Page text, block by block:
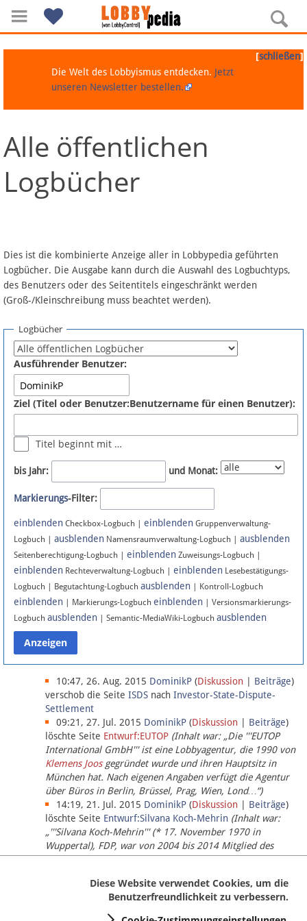
Navigation
Über Lobbypedia
Artikel nach Kategorien
FAQ
Fördermitglied werden
Fehler melden
Newsletter
Bluesky
Facebook
Instagram
Anmelden
Datenschutz
Über Lobbypedia
Impressum
[schließen]
Die Welt des Lobbyismus entdecken. Jetzt
unseren Newsletter bestellen.
Alle öffentlichen
Logbücher
Dies ist die kombinierte Anzeige aller in Lobbypedia geführten
Logbücher. Die Ausgabe kann durch die Auswahl des Logbuchtyps,
des Benutzers oder des Seitentitels eingeschränkt werden
(Groß-/Kleinschreibung muss beachtet werden).
Logbücher
Ausführender Benutzer:
Ziel (Titel oder Benutzer:Benutzername für einen Benutzer):
Titel beginnt mit …
bis Jahr: und Monat:
Markierungs-Filter:
einblenden Checkbox-Logbuch | einblenden Gruppenverwaltung-
Logbuch | ausblenden Namensraumverwaltung-Logbuch | ausblenden
Seitenberechtigung-Logbuch | einblenden Zuweisungs-Logbuch |
einblenden Rechteverwaltung-Logbuch | einblenden Lesebestätigungs-
Logbuch | Begutachtung-Logbuch ausblenden | Kontroll-Logbuch
einblenden | Markierungs-Logbuch einblenden | Versionsmarkierungs-
Logbuch ausblenden | Semantic-MediaWiki-Logbuch ausblenden
10:47, 26. Aug. 2015 DominikP (Diskussion Beiträge)
verschob die Seite ISDS nach Investor-State-Dispute-
Settlement
09:21, 27. Jul. 2015 DominikP (Diskussion Beiträge)
löschte Seite Entwurf:EUTOP (Inhalt war: „Die '''EUTOP
International GmbH''' ist eine Lobbyagentur, die 1990 von
Klemens Joosgegründet wurde und ihren Hauptsitz in
München hat. Nach eigenen Angaben verfügt die Agentur
über Büros in Berlin, Brüssel, Prag, Wien, Lond…“)
14:19, 21. Jul. 2015 DominikP (Diskussion Beiträge)
löschte Seite Entwurf:Silvana Koch-Mehrin (Inhalt war:
„'''Silvana Koch-Mehrin''' (* 17. November 1970 in
Wuppertal), FDP, war von 2004 bis 2014 Mitglied des
Europäischen Parlaments, seit November 2014 ist sie für
Diese Website verwendet Cookies, um die
Benutzerfreundlichkeit zu verbessern.